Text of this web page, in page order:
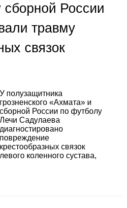
сборной России
травму
связок
У полузащитника
грозненского «Ахмата» и
сборной России по футболу
Лечи Садулаева
диагностировано
повреждение
крестообразных связок
левого коленного сустава,